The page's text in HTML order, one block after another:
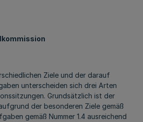
Ziele und der darauf
unterscheiden sich drei Arten
Grundsätzlich ist der
der besonderen Ziele gemäß
gemäß Nummer 1.4 ausreichend